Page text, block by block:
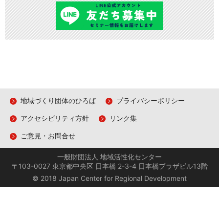
地域づくり団体のひろば プライバシーポリシー
アクセシビリティ方針 リンク集
ご意見・お問合せ
一般財団法人 地域活性化センター
〒103-0027 東京都中央区 日本橋 2-3-4 日本橋プラザビル13階
© 2018 Japan Center for Regional Development